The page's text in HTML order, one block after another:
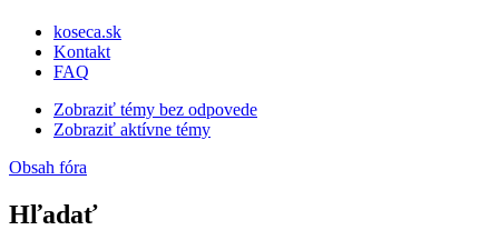
koseca.sk
Kontakt
FAQ
Zobraziť témy bez odpovede
Zobraziť aktívne témy
Obsah fóra
Hľadať